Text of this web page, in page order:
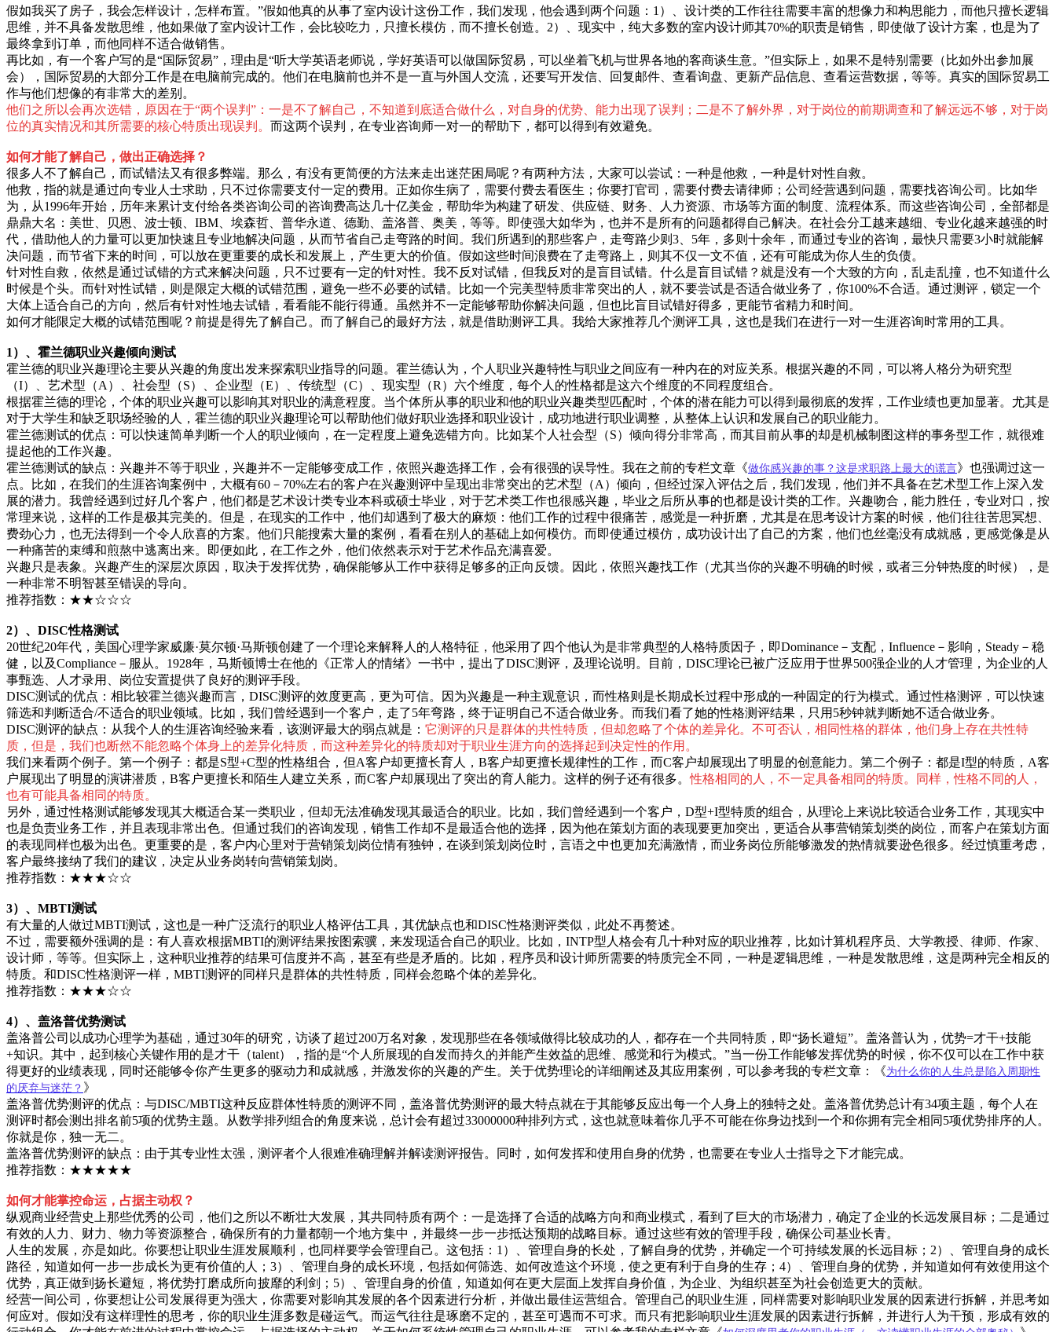
假如我买了房子，我会怎样设计，怎样布置。”假如他真的从事了室内设计这份工作，我们发现，他会遇到两个问题：1）、设计类的工作往往需要丰富的想像力和构思能力，而他只擅长逻辑
思维，并不具备发散思维，他如果做了室内设计工作，会比较吃力，只擅长模仿，而不擅长创造。2）、现实中，纯大多数的室内设计师其70%的职责是销售，即使做了设计方案，也是为了
最终拿到订单，而他同样不适合做销售。
再比如，有一个客户写的是“国际贸易”，理由是“听大学英语老师说，学好英语可以做国际贸易，可以坐着飞机与世界各地的客商谈生意。”但实际上，如果不是特别需要（比如外出参加展
会），国际贸易的大部分工作是在电脑前完成的。他们在电脑前也并不是一直与外国人交流，还要写开发信、回复邮件、查看询盘、更新产品信息、查看运营数据，等等。真实的国际贸易工
作与他们想像的有非常大的差别。
他们之所以会再次选错，原因在于“两个误判”：一是不了解自己，不知道到底适合做什么，对自身的优势、能力出现了误判；二是不了解外界，对于岗位的前期调查和了解远远不够，对于岗
位的真实情况和其所需要的核心特质出现误判。 而这两个误判，在专业咨询师一对一的帮助下，都可以得到有效避免。
如何才能了解自己，做出正确选择？
很多人不了解自己，而试错法又有很多弊端。那么，有没有更简便的方法来走出迷茫困局呢？有两种方法，大家可以尝试：一种是他救，一种是针对性自救。
他救，指的就是通过向专业人士求助，只不过你需要支付一定的费用。正如你生病了，需要付费去看医生；你要打官司，需要付费去请律师；公司经营遇到问题，需要找咨询公司。比如华
为，从1996年开始，历年来累计支付给各类咨询公司的咨询费高达几十亿美金，帮助华为构建了研发、供应链、财务、人力资源、市场等方面的制度、流程体系。而这些咨询公司，全部都是
鼎鼎大名：美世、贝恩、波士顿、IBM、埃森哲、普华永道、德勤、盖洛普、奥美，等等。即使强大如华为，也并不是所有的问题都得自己解决。在社会分工越来越细、专业化越来越强的时
代，借助他人的力量可以更加快速且专业地解决问题，从而节省自己走弯路的时间。我们所遇到的那些客户，走弯路少则3、5年，多则十余年，而通过专业的咨询，最快只需要3小时就能解
决问题，而节省下来的时间，可以放在更重要的成长和发展上，产生更大的价值。假如这些时间浪费在了走弯路上，则其不仅一文不值，还有可能成为你人生的负债。
针对性自救，依然是通过试错的方式来解决问题，只不过要有一定的针对性。我不反对试错，但我反对的是盲目试错。什么是盲目试错？就是没有一个大致的方向，乱走乱撞，也不知道什么
时候是个头。而针对性试错，则是限定大概的试错范围，避免一些不必要的试错。比如一个完美型特质非常突出的人，就不要尝试是否适合做业务了，你100%不合适。通过测评，锁定一个
大体上适合自己的方向，然后有针对性地去试错，看看能不能行得通。虽然并不一定能够帮助你解决问题，但也比盲目试错好得多，更能节省精力和时间。
如何才能限定大概的试错范围呢？前提是得先了解自己。而了解自己的最好方法，就是借助测评工具。我给大家推荐几个测评工具，这也是我们在进行一对一生涯咨询时常用的工具。
1）、霍兰德职业兴趣倾向测试
霍兰德的职业兴趣理论主要从兴趣的角度出发来探索职业指导的问题。霍兰德认为，个人职业兴趣特性与职业之间应有一种内在的对应关系。根据兴趣的不同，可以将人格分为研究型
（I）、艺术型（A）、社会型（S）、企业型（E）、传统型（C）、现实型（R）六个维度，每个人的性格都是这六个维度的不同程度组合。
根据霍兰德的理论，个体的职业兴趣可以影响其对职业的满意程度。当个体所从事的职业和他的职业兴趣类型匹配时，个体的潜在能力可以得到最彻底的发挥，工作业绩也更加显著。尤其是
对于大学生和缺乏职场经验的人，霍兰德的职业兴趣理论可以帮助他们做好职业选择和职业设计，成功地进行职业调整，从整体上认识和发展自己的职业能力。
霍兰德测试的优点：可以快速简单判断一个人的职业倾向，在一定程度上避免选错方向。比如某个人社会型（S）倾向得分非常高，而其目前从事的却是机械制图这样的事务型工作，就很难
提起他的工作兴趣。
霍兰德测试的缺点：兴趣并不等于职业，兴趣并不一定能够变成工作，依照兴趣选择工作，会有很强的误导性。我在之前的专栏文章《做你感兴趣的事？这是求职路上最大的谎言》也强调过这一
点。比如，在我们的生涯咨询案例中，大概有60－70%左右的客户在兴趣测评中呈现出非常突出的艺术型（A）倾向，但经过深入评估之后，我们发现，他们并不具备在艺术型工作上深入发
展的潜力。我曾经遇到过好几个客户，他们都是艺术设计类专业本科或硕士毕业，对于艺术类工作也很感兴趣，毕业之后所从事的也都是设计类的工作。兴趣吻合，能力胜任，专业对口，按
常理来说，这样的工作是极其完美的。但是，在现实的工作中，他们却遇到了极大的麻烦：他们工作的过程中很痛苦，感觉是一种折磨，尤其是在思考设计方案的时候，他们往往苦思冥想、
费劲心力，也无法得到一个令人欣喜的方案。他们只能搜索大量的案例，看看在别人的基础上如何模仿。而即使通过模仿，成功设计出了自己的方案，他们也丝毫没有成就感，更感觉像是从
一种痛苦的束缚和煎熬中逃离出来。即便如此，在工作之外，他们依然表示对于艺术作品充满喜爱。
兴趣只是表象。兴趣产生的深层次原因，取决于发挥优势，确保能够从工作中获得足够多的正向反馈。因此，依照兴趣找工作（尤其当你的兴趣不明确的时候，或者三分钟热度的时候），是
一种非常不明智甚至错误的导向。
推荐指数：★★☆☆☆
2）、DISC性格测试
20世纪20年代，美国心理学家威廉·莫尔顿·马斯顿创建了一个理论来解释人的人格特征，他采用了四个他认为是非常典型的人格特质因子，即Dominance－支配，Influence－影响，Steady－稳
健，以及Compliance－服从。1928年，马斯顿博士在他的《正常人的情绪》一书中，提出了DISC测评，及理论说明。目前，DISC理论已被广泛应用于世界500强企业的人才管理，为企业的人
事甄选、人才录用、岗位安置提供了良好的测评手段。
DISC测试的优点：相比较霍兰德兴趣而言，DISC测评的效度更高，更为可信。因为兴趣是一种主观意识，而性格则是长期成长过程中形成的一种固定的行为模式。通过性格测评，可以快速
筛选和判断适合/不适合的职业领域。比如，我们曾经遇到一个客户，走了5年弯路，终于证明自己不适合做业务。而我们看了她的性格测评结果，只用5秒钟就判断她不适合做业务。
DISC测评的缺点：从我个人的生涯咨询经验来看，该测评最大的弱点就是： 它测评的只是群体的共性特质，但却忽略了个体的差异化。不可否认，相同性格的群体，他们身上存在共性特
质，但是，我们也断然不能忽略个体身上的差异化特质，而这种差异化的特质却对于职业生涯方向的选择起到决定性的作用。
我们来看两个例子。第一个例子：都是S型+C型的性格组合，但A客户却更擅长育人，B客户却更擅长规律性的工作，而C客户却展现出了明显的创意能力。第二个例子：都是I型的特质，A客
户展现出了明显的演讲潜质，B客户更擅长和陌生人建立关系，而C客户却展现出了突出的育人能力。这样的例子还有很多。性格相同的人，不一定具备相同的特质。同样，性格不同的人，
也有可能具备相同的特质。
另外，通过性格测试能够发现其大概适合某一类职业，但却无法准确发现其最适合的职业。比如，我们曾经遇到一个客户，D型+I型特质的组合，从理论上来说比较适合业务工作，其现实中
也是负责业务工作，并且表现非常出色。但通过我们的咨询发现，销售工作却不是最适合他的选择，因为他在策划方面的表现要更加突出，更适合从事营销策划类的岗位，而客户在策划方面
的表现同样也极为出色。更重要的是，客户内心里对于营销策划岗位情有独钟，在谈到策划岗位时，言语之中也更加充满激情，而业务岗位所能够激发的热情就要逊色很多。经过慎重考虑，
客户最终接纳了我们的建议，决定从业务岗转向营销策划岗。
推荐指数：★★★☆☆
3）、MBTI测试
有大量的人做过MBTI测试，这也是一种广泛流行的职业人格评估工具，其优缺点也和DISC性格测评类似，此处不再赘述。
不过，需要额外强调的是：有人喜欢根据MBTI的测评结果按图索骥，来发现适合自己的职业。比如，INTP型人格会有几十种对应的职业推荐，比如计算机程序员、大学教授、律师、作家、
设计师，等等。但实际上，这种职业推荐的结果可信度并不高，甚至有些是矛盾的。比如，程序员和设计师所需要的特质完全不同，一种是逻辑思维，一种是发散思维，这是两种完全相反的
特质。和DISC性格测评一样，MBTI测评的同样只是群体的共性特质，同样会忽略个体的差异化。
推荐指数：★★★☆☆
4）、盖洛普优势测试
盖洛普公司以成功心理学为基础，通过30年的研究，访谈了超过200万名对象，发现那些在各领域做得比较成功的人，都存在一个共同特质，即“扬长避短”。盖洛普认为，优势=才干+技能
+知识。其中，起到核心关键作用的是才干（talent），指的是“个人所展现的自发而持久的并能产生效益的思维、感觉和行为模式。”当一份工作能够发挥优势的时候，你不仅可以在工作中获
得更好的业绩表现，同时还能够令你产生更多的驱动力和成就感，并激发你的兴趣的产生。关于优势理论的详细阐述及其应用案例，可以参考我的专栏文章：《为什么你的人生总是陷入周期性
的厌弃与迷茫？ 》
盖洛普优势测评的优点：与DISC/MBTI这种反应群体性特质的测评不同，盖洛普优势测评的最大特点就在于其能够反应出每一个人身上的独特之处。盖洛普优势总计有34项主题，每个人在
测评时都会测出排名前5项的优势主题。从数学排列组合的角度来说，总计会有超过33000000种排列方式，这也就意味着你几乎不可能在你身边找到一个和你拥有完全相同5项优势排序的人。
你就是你，独一无二。
盖洛普优势测评的缺点：由于其专业性太强，测评者个人很难准确理解并解读测评报告。同时，如何发挥和使用自身的优势，也需要在专业人士指导之下才能完成。
推荐指数：★★★★★
如何才能掌控命运，占据主动权？
纵观商业经营史上那些优秀的公司，他们之所以不断壮大发展，其共同特质有两个：一是选择了合适的战略方向和商业模式，看到了巨大的市场潜力，确定了企业的长远发展目标；二是通过
有效的人力、财力、物力等资源整合，确保所有的力量都朝一个地方集中，并最终一步一步抵达预期的战略目标。通过这些有效的管理手段，确保公司基业长青。
人生的发展，亦是如此。你要想让职业生涯发展顺利，也同样要学会管理自己。这包括：1）、管理自身的长处，了解自身的优势，并确定一个可持续发展的长远目标；2）、管理自身的成长
路径，知道如何一步一步成长为更有价值的人；3）、管理自身的成长环境，包括如何筛选、如何改造这个环境，使之更有利于自身的生存；4）、管理自身的优势，并知道如何有效使用这个
优势，真正做到扬长避短，将优势打磨成所向披靡的利剑；5）、管理自身的价值，知道如何在更大层面上发挥自身价值，为企业、为组织甚至为社会创造更大的贡献。
经营一间公司，你要想让公司发展得更为强大，你需要对影响其发展的各个因素进行分析，并做出最佳运营组合。管理自己的职业生涯，同样需要对影响职业发展的因素进行拆解，并思考如
何应对。假如没有这样理性的思考，你的职业生涯多数是碰运气。而运气往往是琢磨不定的，甚至可遇而不可求。而只有把影响职业生涯发展的因素进行拆解，并进行人为干预，形成有效的